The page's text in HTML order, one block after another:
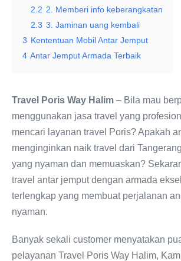
2.2 2. Memberi info keberangkatan
2.3 3. Jaminan uang kembali
3 Kententuan Mobil Antar Jemput
4 Antar Jemput Armada Terbaik
Travel Poris Way Halim – Bila mau
menggunakan jasa travel yang
mencari layanan travel Poris? Apakah
menginginkan naik travel dari
yang nyaman dan memuaskan?
travel antar jemput dengan armada
terlengkap yang membuat perjalanan
nyaman.
Banyak sekali customer menyatakan
pelayanan Travel Poris Way Halim,